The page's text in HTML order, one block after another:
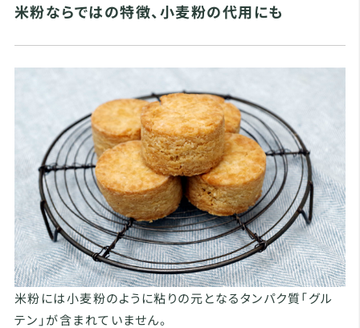
米粉ならではの特徴、小麦粉の代用にも
米粉には小麦粉のように粘りの元となるタンパク質「グル
テン」が含まれていません。